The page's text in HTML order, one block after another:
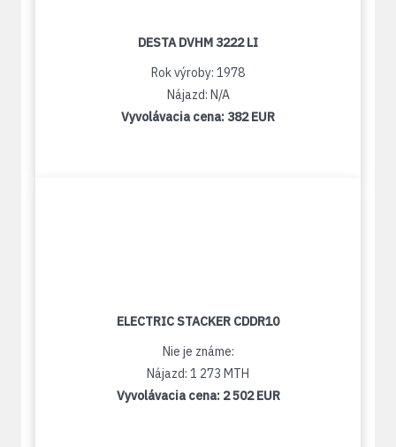
DESTA DVHM 3222 LI
Rok výroby: 1978
Nájazd: N/A
Vyvolávacia cena: 382 EUR
ELECTRIC STACKER CDDR10
Nie je známe:
Nájazd: 1 273 MTH
Vyvolávacia cena: 2 502 EUR